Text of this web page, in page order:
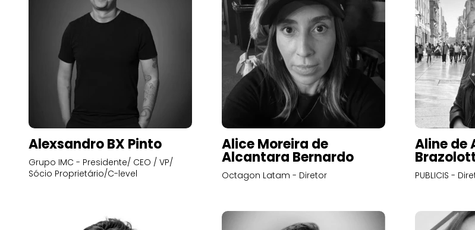
Alexsandro BX Pinto
Grupo IMC - Presidente/ CEO / VP/
Sócio Proprietário/C-level
Alice Moreira de
Alcantara Bernardo
Octagon Latam - Diretor
Aline de
PUBLICIS -